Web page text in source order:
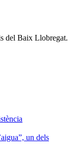
del Baix Llobregat.
un dels